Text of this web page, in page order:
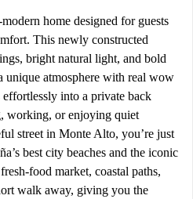
home designed for guests
This newly constructed
bright natural light, and bold
unique atmosphere with real wow
into a private back
working, or enjoying quiet
street in Monte Alto, you’re just
best city beaches and the iconic
market, coastal paths,
walk away, giving you the